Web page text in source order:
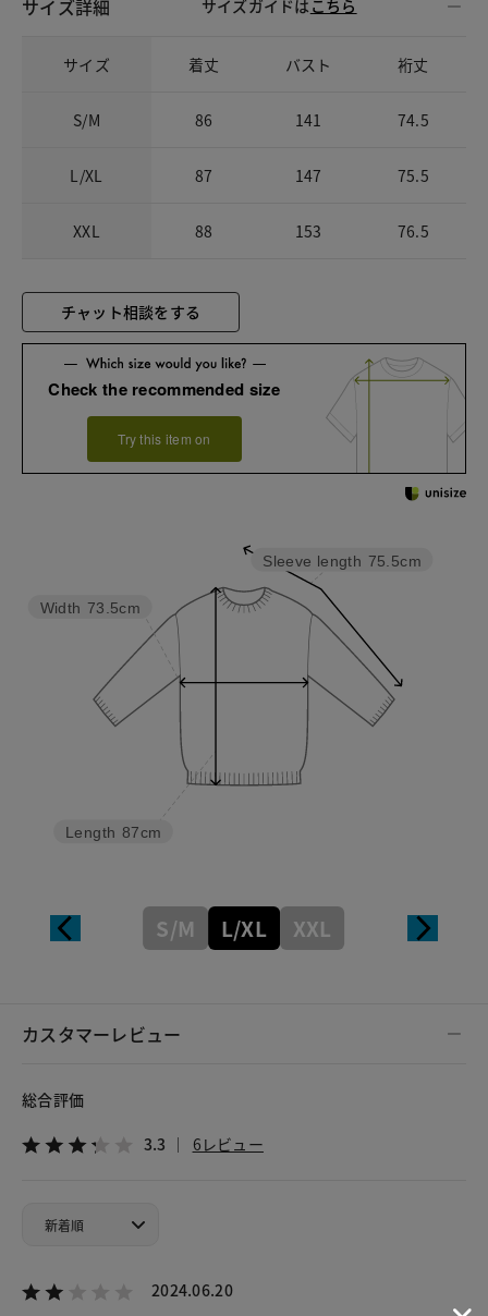
サイズ詳細 サイズガイドは こちら
サイズ 着丈 バスト 裄丈
S/M 86 141 74.5
L/XL 87 147 75.5
XXL 88 153 76.5
チャット相談をする
Check the recommended size
Try this item on
Sleeve length 75.5cm
Length 87cm
Width 73.5cm
S/M L/XL XXL
カスタマーレビュー
総合評価
3.3 6レビュー
2024.06.20